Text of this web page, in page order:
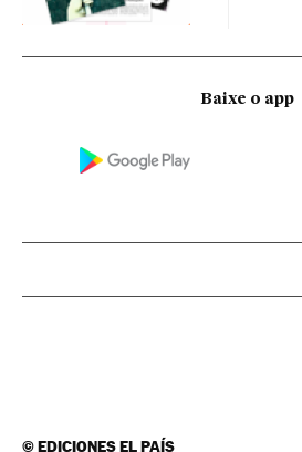
Baixe o app
©EDICIONES EL PAÍS